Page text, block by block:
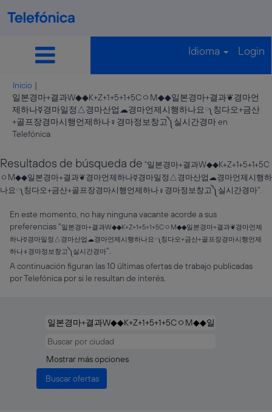
Idioma Login
Inicio |
일본경마+결과W◆◆K+Z+1+5+1+5CㅇM◆◆일본경마+결과❦경마언
제하나☿경마일정△경마산업☁경마언제시행하나요༾칭다오+금산
+골프장경마시행언제하나♀경마정보창고༽실시간경마 en
Telefónica(página
Resultados de búsqueda de "일본경마+결과W◆◆K+Z+1+5+1+5C
ㅇM◆◆일본경마+결과❦경마언제하나☿경마일정△경마산업☁경마언제시행하
나요༾칭다오+금산+골프장경마시행언제하나♀경마정보창고༽실시간경마".
En este momento, no hay ninguna vacante acorde a sus
preferencias "일본경마+결과W◆◆K+Z+1+5+1+5CㅇM◆◆일본경마+결과❦경마언제
하나☿경마일정△경마산업☁경마언제시행하나요༾칭다오+금산+골프장경마시행언제
하나♀경마정보창고༽실시간경마".
A continuación figuran las 10 últimas ofertas de trabajo publicadas
por Telefónica por si le resultan de interés.
Mostrar más opciones